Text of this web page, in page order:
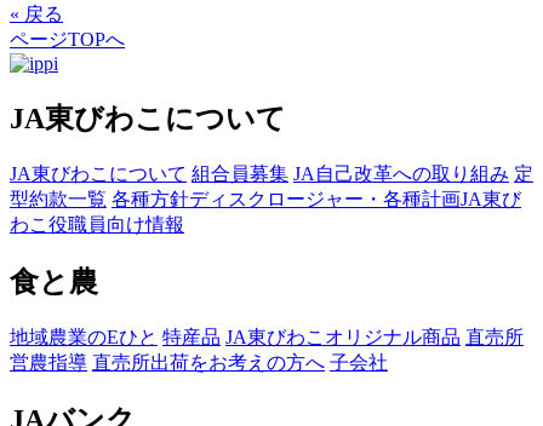
« 戻る
ページTOPへ
JA東びわこについて
JA東びわこについて 組合員募集 JA自己改革への取り組み 定
型約款一覧 各種方針ディスクロージャー・各種計画JA東び
わこ役職員向け情報
食と農
地域農業のEひと 特産品 JA東びわこオリジナル商品 直売所
営農指導 直売所出荷をお考えの方へ 子会社
JAバンク